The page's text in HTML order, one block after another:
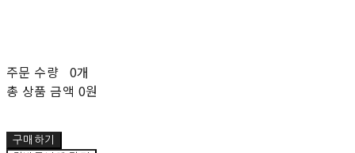
주문 수량 0개
총 상품 금액 0원
구매하기